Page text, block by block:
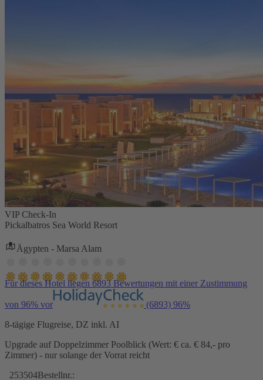
VIP Check-In
Pickalbatros Sea World Resort
Ägypten - Marsa Alam
Für dieses Hotel liegen 6893 Bewertungen mit einer Zustimmung
von 96% vor (6893) 96%
8-tägige Flugreise, DZ inkl. AI
Upgrade auf Doppelzimmer Poolblick (Wert: € ca. € 84,- pro
Zimmer) - nur solange der Vorrat reicht
253504Bestellnr.: